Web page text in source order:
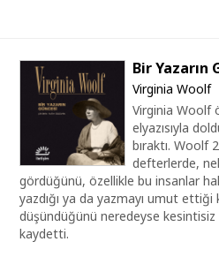
Bir Yazarın
Virginia Woolf
Virginia Woolf
elyazısıyla
bıraktı. Woolf
defterlerde,
gördüğünü, özellikle bu insanlar
yazdığı ya da yazmayı umut ettiği
düşündüğünü neredeyse
kaydetti.